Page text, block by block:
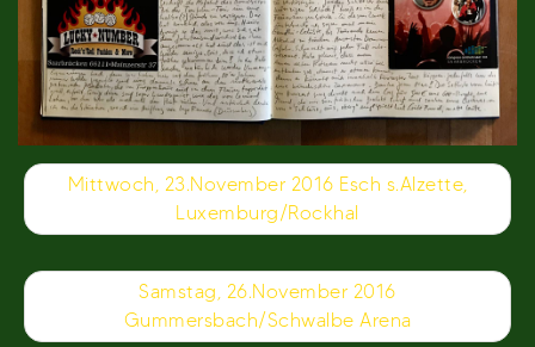
Beitragsnavigation
Mittwoch, 23.November 2016 Esch s.Alzette,
Luxemburg/Rockhal
Samstag, 26.November 2016
Gummersbach/Schwalbe Arena